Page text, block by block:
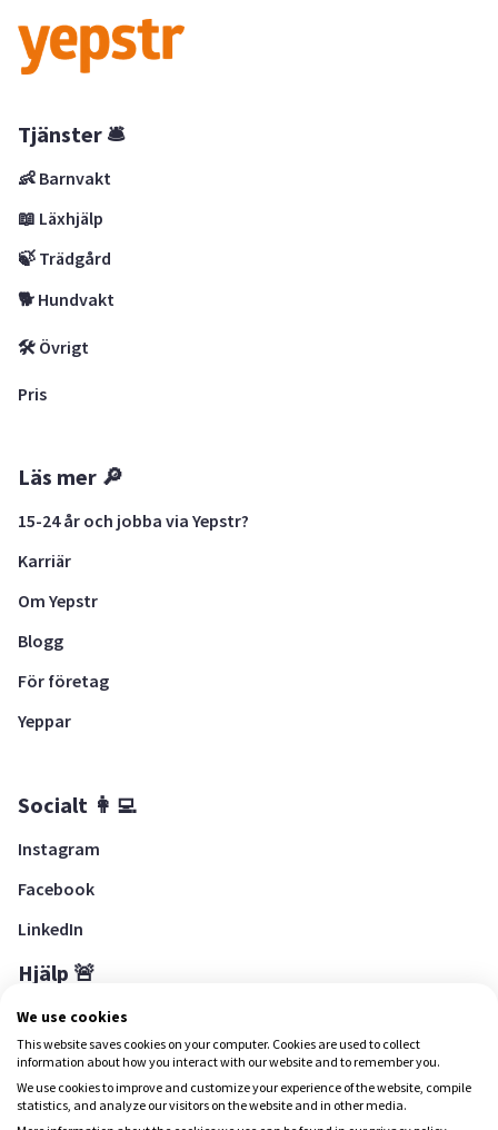
Tjänster 🛎
👶 Barnvakt
📖 Läxhjälp
🍃 Trädgård
🐕 Hundvakt
🛠 Övrigt
Pris
Läs mer 🔎
15-24 år och jobba via Yepstr?
Karriär
Om Yepstr
Blogg
För företag
Yeppar
Socialt 👩‍💻
Instagram
Facebook
LinkedIn
Hjälp 🚨
Hjälpcenter
Ladda ned Yepstr
We use cookies
This website saves cookies on your computer. Cookies are used to collect
information about how you interact with our website and to remember you.
We use cookies to improve and customize your experience of the website, compile
statistics, and analyze our visitors on the website and in other media.